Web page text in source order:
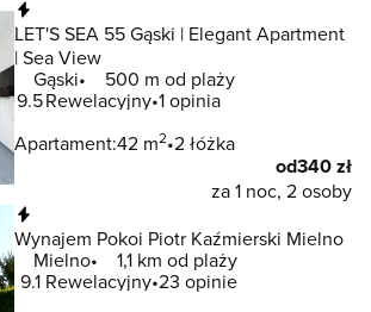
LET'S SEA 55 Gąski | Elegant Apartment
| Sea View
Gąski
500 m od plaży
9.5Rewelacyjny 1 opinia
Apartament:42 m2 2 łóżka
od340 zł
za 1 noc, 2 osoby
Wynajem Pokoi Piotr Kaźmierski Mielno
Mielno
1,1 km od plaży
9.1 Rewelacyjny 23 opinie